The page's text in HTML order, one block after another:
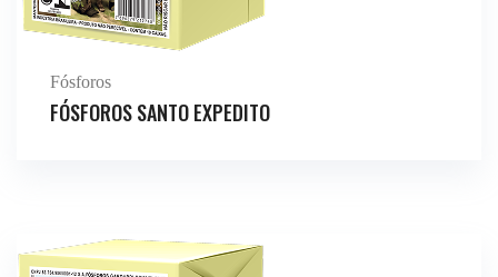
Fósforos
FÓSFOROS SANTO EXPEDITO